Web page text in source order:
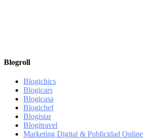
Blogroll
Blogichics
Blogicars
Blogicasa
Blogichef
Blogistar
Blogitravel
Marketing Digital & Publicidad Online